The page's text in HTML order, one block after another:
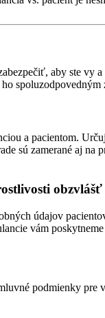
aby ste vy
spoluzodpovedným
a pacientom.
sú zamerané aj
obzvlášť
údajov
vám
podmienky pre